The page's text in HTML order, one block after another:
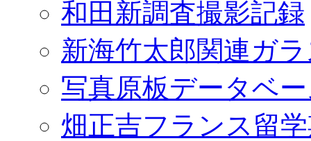
和田新調査撮影記録
新海竹太郎関連ガ
写真原板データベ
畑正吉フランス留